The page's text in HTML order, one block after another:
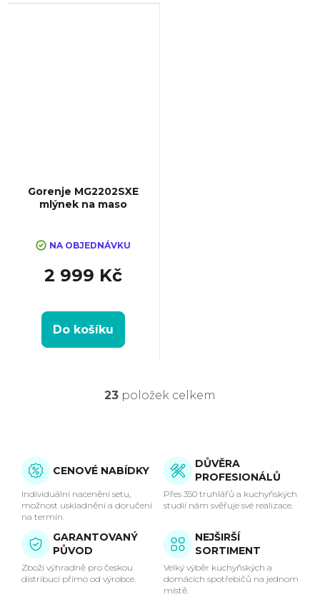
Gorenje MG2202SXE
mlýnek na maso
NA OBJEDNÁVKU
2 999 Kč
Do košíku
O
l
á
a
c
23 položek celkem
CENOVÉ NABÍDKY
Individuální nacenění setu,
možnost uskladnění a doručení
na termín.
DŮVĚRA
PROFESIONÁLŮ
Přes 350 truhlářů a kuchyňských
studií nám svěřuje své realizace.
GARANTOVANÝ
PŮVOD
Zboží výhradně pro českou
distribuci přímo od výrobce.
NEJŠIRŠÍ
SORTIMENT
Velký výběr kuchyňských a
domácích spotřebičů na jednom
místě.